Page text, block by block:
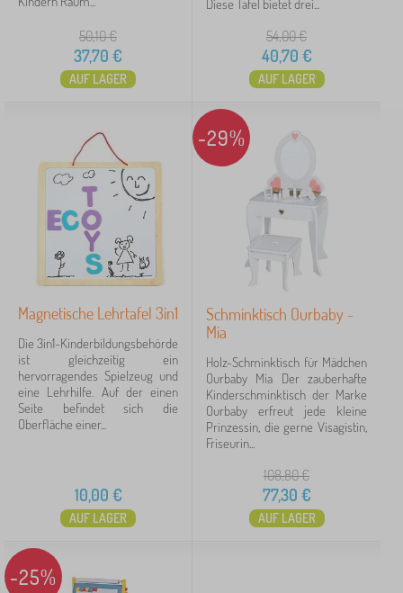
Ohne Motiv
Suche innerhalb des filters
Angebotsart
Tags
50,10€
37,70 €
AUF LAGER
Diese Tafel bietet drei...
54,00€
40,70 €
AUF LAGER
Magnetische Lehrtafel 3in1
Die 3in1-Kinderbildungsbehörde
ist gleichzeitig ein
hervorragendes Spielzeug und
eine Lehrhilfe. Auf der einen
Seite befindet sich die
Oberfläche einer...
10,00 €
AUF LAGER
-29%
Schminktisch Ourbaby -
Mia
Holz-Schminktisch für Mädchen
Ourbaby Mia Der zauberhafte
Kinderschminktisch der Marke
Ourbaby erfreut jede kleine
Prinzessin, die gerne Visagistin,
Friseurin...
108,80€
77,30 €
AUF LAGER
-25%